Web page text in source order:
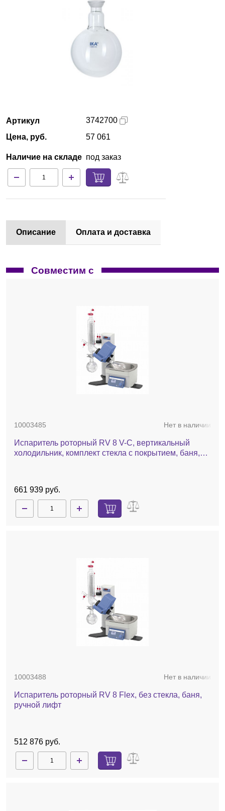
Партнеры
Артикул
Цена, руб.
Наличие на складе
3742700
57 061
под заказ
Описание Оплата и доставка
Совместим с
10003485 Нет в наличии
Испаритель роторный RV 8 V-C, вертикальный
холодильник, комплект стекла c покрытием, баня,
661 939 руб.
10003488 Нет в наличии
Испаритель роторный RV 8 Flex, без стекла, баня,
ручной лифт
512 876 руб.